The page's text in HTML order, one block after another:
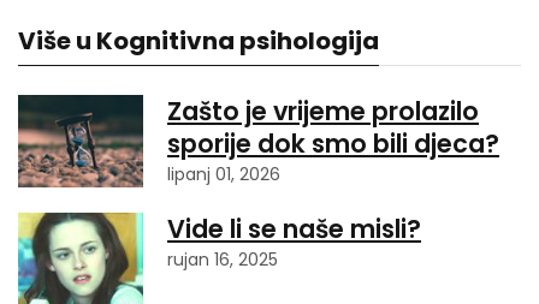
Više u Kognitivna psihologija
Zašto je vrijeme prolazilo
sporije dok smo bili djeca?
lipanj 01, 2026
Vide li se naše misli?
rujan 16, 2025